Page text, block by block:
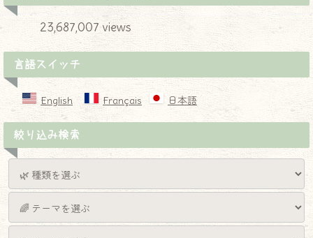
23,687,007 views
言語スイッチ
English Français 日本語
絞り込み検索